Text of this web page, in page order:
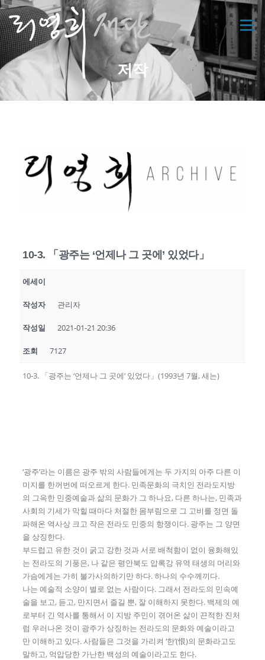
콘
텐
츠
로
바
로
가
기
메뉴
저작
10-3. 「광주는 ‘언제나 그 곳에’ 있었다」
에세이
작성자 관리자
작성일 2021-01-21 20:36
조회 7127
10-3. 「광주는 ‘언제나 그 곳에’ 있었다」(1993년 7월, 새는)
‘광주’라는 이름은 광주 밖의 사람들에게는 두 가지의 아주 다른 이
미지를 한꺼번에 떠오르게 한다. 민족문화의 극치인 전라도지방
의 그윽한 민중예술과 삶의 문화가 그 하나요, 다른 하나는, 민족과
사회의 기세가 막힐 때마다 처절한 몸부림으로 그 고비를 정면 돌
파해온 역사상 크고 작은 전라도 민중의 항쟁이다. 광주는 그 양면
을 상징한다.
부드럽고 유한 것이 굵고 강한 것과 서로 배척함이 없이 융화해있
는 전라도의 기풍은, 나 같은 평안북도 압록강 유역 태생의 머리와
가슴에게는 가히 불가사의하기만 하다. 하나의 수수께끼다.
나는 예술적 소양이 별로 없는 사람이다. 그래서 전라도의 민속예
술을 보고, 듣고, 만지면서 즐길 뿐, 잘 이해하지 못한다. 백제의 예
로부터 긴 역사를 통해서 이 지방 주민이 겪어온 삶이 끈적한 진처
럼 우러나온 것이 광주가 상징하는 전라도의 문화와 예술이라고
만 이해하고 있다. 사람들은 그것을 가리켜 ‘한’(恨)의 문화라고도
말하고, 억압당한 가난한 백성의 예술이라고도 한다.